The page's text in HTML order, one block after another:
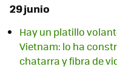
29 junio
Hay un platillo
Vietnam: lo ha
chatarra y fibra de